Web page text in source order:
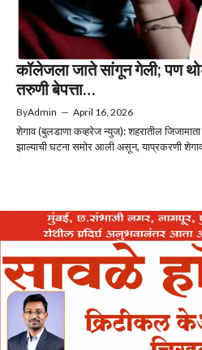
कॉलेजला जाते सांगून गेली; पण
तरुणी बेपत्ता…
ByAdmin — April 16, 2026
शेगाव (बुलडाणा कव्हरेज न्युज): शहरातील जिजामाता
झाल्याची घटना समोर आली असून, याप्रकरणी शेगाव